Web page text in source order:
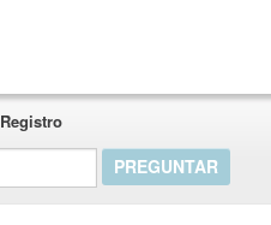
Registro